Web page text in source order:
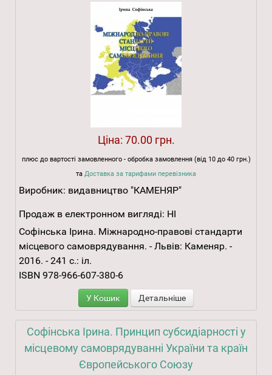
Ціна: 70.00 грн.
плюс до вартості замовленного - обробка замовлення (від 10 до 40 грн.)
та Доставка за тарифами перевізника
Виробник: видавництво "КАМЕНЯР"
Продаж в електронном вигляді: НІ
Софінська Ірина. Міжнародно-правові стандарти
місцевого самоврядування. - Львів: Каменяр. -
2016. - 241 с.: іл.
ISBN 978-966-607-380-6
У Кошик Детальніше
Софінська Ірина. Принцип субсидіарності у
місцевому самоврядуванні України та країн
Європейського Союзу